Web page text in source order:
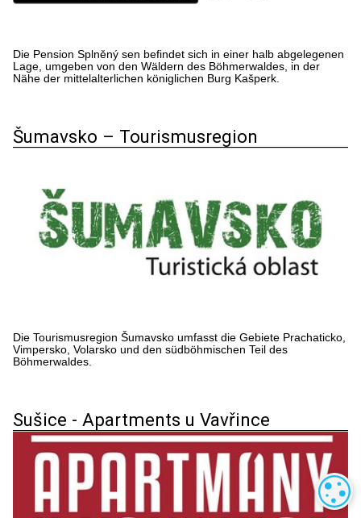
Die Pension Splněný sen befindet sich in einer halb abgelegenen
Lage, umgeben von den Wäldern des Böhmerwaldes, in der
Nähe der mittelalterlichen königlichen Burg Kašperk.
Šumavsko – Tourismusregion
Die Tourismusregion Šumavsko umfasst die Gebiete Prachaticko,
Vimpersko, Volarsko und den südböhmischen Teil des
Böhmerwaldes.
Sušice - Apartments u Vavřince